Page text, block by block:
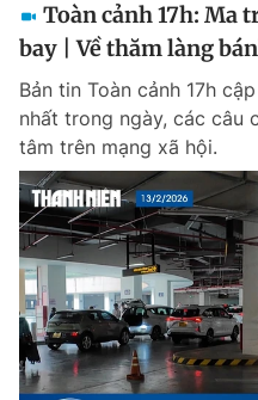
Toàn cảnh 17h: Ma
bay | Về thăm làng
Bản tin Toàn cảnh 17h
nhất trong ngày, các câu
tâm trên mạng xã hội.